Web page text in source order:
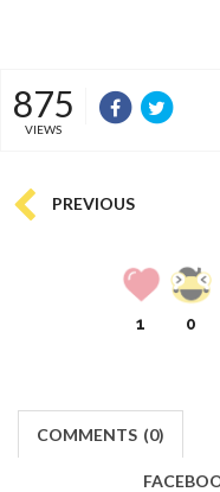
875
VIEWS
PREVIOUS
1 0
COMMENTS (0)